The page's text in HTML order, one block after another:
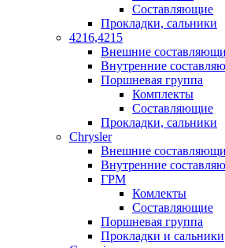
Составляющие
Прокладки, сальники
4216,4215
Внешние
Внутренние
Поршневая группа
Комплекты
Составляющие
Прокладки, сальники
Chrysler
Внешние
Внутренние
ГРМ
Комлекты
Составляющие
Поршневая группа
Прокладки и сальники